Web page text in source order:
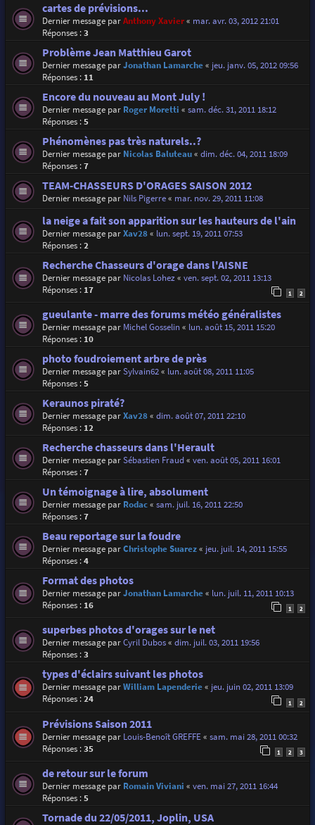
cartes de prévisions...
Dernier message parAnthony Xavier« mar. avr. 03, 2012 21:01
Réponses :3
Problème Jean Matthieu Garot
Dernier message parJonathan Lamarche« jeu. janv. 05, 2012 09:56
Réponses : 11
Encore du nouveau au Mont July !
Dernier message par Roger Moretti « sam. déc. 31, 2011 18:12
Réponses :5
Phénomènes pas très naturels..?
Dernier message par Nicolas Baluteau« dim. déc. 04, 2011 18:09
Réponses :7
TEAM-CHASSEURS D'ORAGES SAISON 2012
Dernier message par Nils Pigerre« mar. nov. 29, 2011 11:08
la neige a fait son apparition sur les hauteurs de l'ain
Dernier message parXav28« lun. sept. 19, 2011 07:53
Réponses :2
Recherche Chasseurs d'orage dans l'AISNE
Dernier message par Nicolas Lohez« ven. sept. 02, 2011 13:13
Réponses : 17 1 2
gueulante - marre des forums météo généralistes
Dernier message par Michel Gosselin« lun. août 15, 2011 15:20
Réponses : 10
photo foudroiement arbre de près
Dernier message parSylvain62« lun. août 08, 2011 11:05
Réponses :5
Keraunos piraté?
Dernier message parXav28« dim. août 07, 2011 22:10
Réponses : 12
Recherche chasseurs dans l'Herault
Dernier message parSébastien Fraud« ven. août 05, 2011 16:01
Réponses :7
Un témoignage à lire, absolument
Dernier message par Rodac« sam. juil. 16, 2011 22:50
Réponses :7
Beau reportage sur la foudre
Dernier message parChristophe Suarez« jeu. juil. 14, 2011 15:55
Réponses :4
Format des photos
Dernier message parJonathan Lamarche« lun. juil. 11, 2011 10:13
Réponses : 16 1 2
superbes photos d'orages sur le net
Dernier message parCyril Dubos« dim. juil. 03, 2011 19:56
Réponses :3
types d'éclairs suivant les photos
Dernier message parWilliam Lapenderie« jeu. juin 02, 2011 13:09
Réponses :24 1 2
Prévisions Saison 2011
Dernier message par Louis-Benoît GREFFE« sam. mai 28, 2011 00:32
Réponses :35 1 2 3
de retour sur le forum
Dernier message par Romain Viviani « ven. mai 27, 2011 16:44
Réponses :5
Tornade du 22/05/2011, Joplin, USA